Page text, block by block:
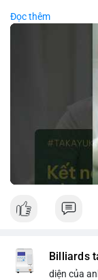
đầu tư trực tiếp
Kết nối này
còn tạo ra động
nhà đầu tư đa
như chính sách tài
ổn định thị trường
nhập khẩu từ
tin thị trường
thị trường khác
🎥 Xem video trực
Đọc thêm
Billiards
diện của